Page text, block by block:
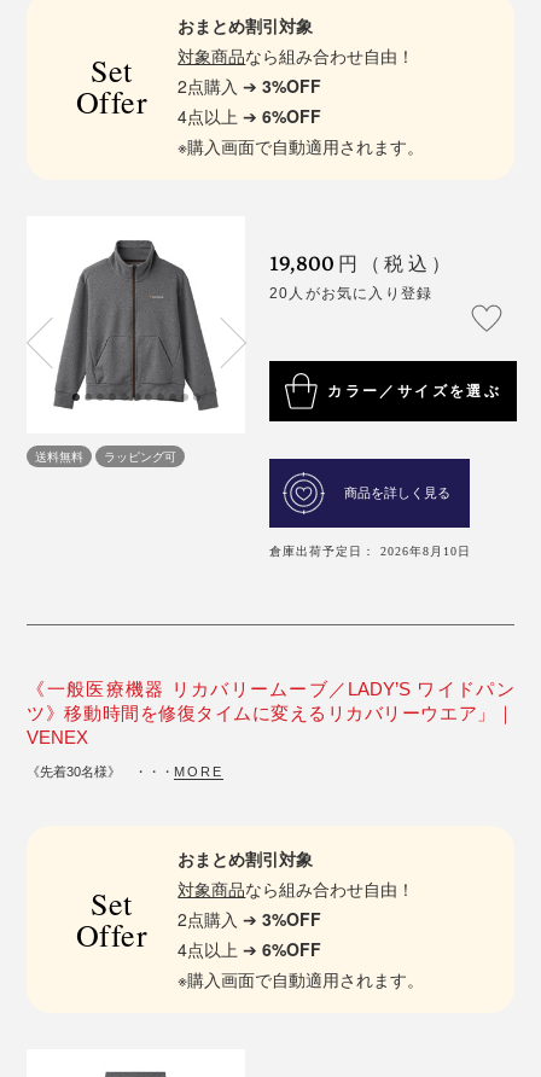
Set
Offer
おまとめ割引対象
対象商品なら組み合わせ自由！
2点購入 ➔3%OFF
4点以上 ➔6%OFF
※購入画面で自動適用されます。
送料無料 ラッピング可
19,800 円（税込）
20人がお気に入り登録
カラー／サイズを選ぶ
商品を詳しく見る
倉庫出荷予定日： 2026年8月10日
《一般医療機器 リカバリームーブ／LADY’S ワイドパン
ツ》移動時間を修復タイムに変えるリカバリーウエア」｜
VENEX
《先着30名様》 ・・・ MORE
Set
Offer
おまとめ割引対象
対象商品なら組み合わせ自由！
2点購入 ➔3%OFF
4点以上 ➔6%OFF
※購入画面で自動適用されます。